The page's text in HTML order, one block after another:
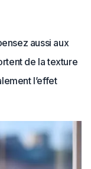
aussi aux
de la texture
l’effet